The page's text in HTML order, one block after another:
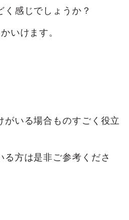
感じでしょうか？
いけます。
がいる場合ものすごく役立
る方は是非ご参考くださ